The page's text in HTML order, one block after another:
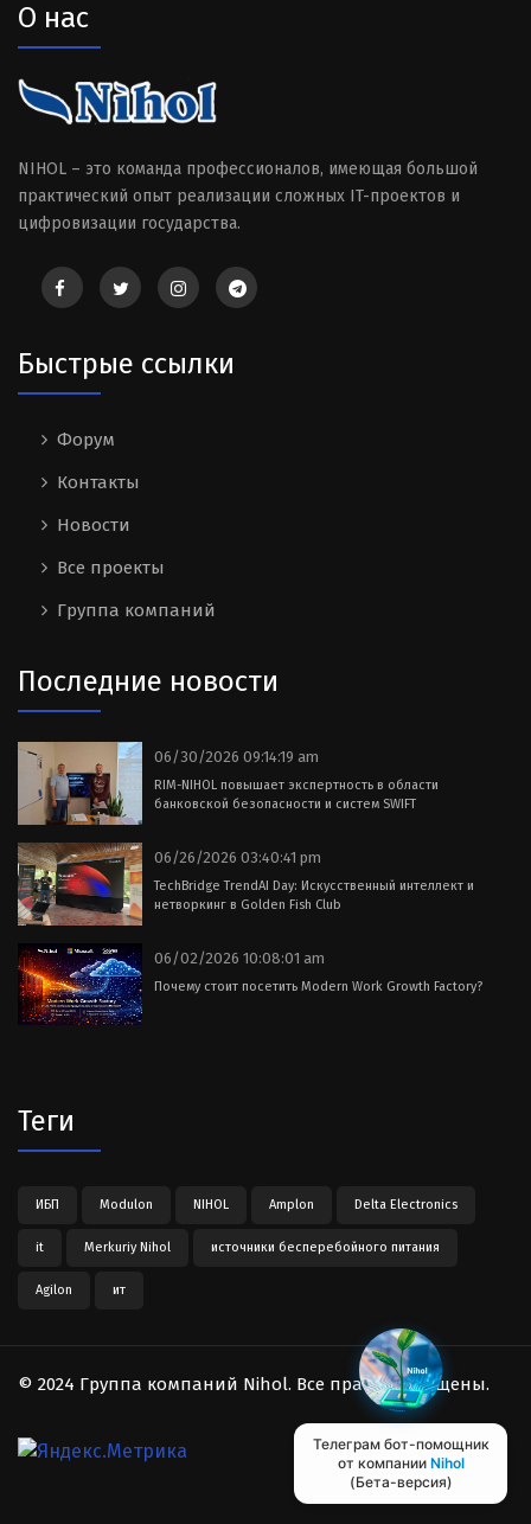
Телеграм бот-помощник
от компании Nihol
(Бета-версия)
О нас
NIHOL – это команда профессионалов, имеющая большой
практический опыт реализации сложных IT-проектов и
цифровизации государства.
Быстрые ссылки
Форум
Контакты
Новости
Все проекты
Группа компаний
Последние новости
06/30/2026 09:14:19 am
RIM-NIHOL повышает экспертность в области
банковской безопасности и систем SWIFT
06/26/2026 03:40:41 pm
TechBridge TrendAI Day: Искусственный интеллект и
нетворкинг в Golden Fish Club
06/02/2026 10:08:01 am
Почему стоит посетить Modern Work Growth Factory?
Теги
ИБП Modulon NIHOL Amplon Delta Electronics
it Merkuriy Nihol источники бесперебойного питания
Agilon ит
© 2024 Группа компаний Nihol. Все права защищены.